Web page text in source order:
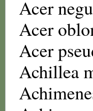
Acer
Acer
Acer
Achillea